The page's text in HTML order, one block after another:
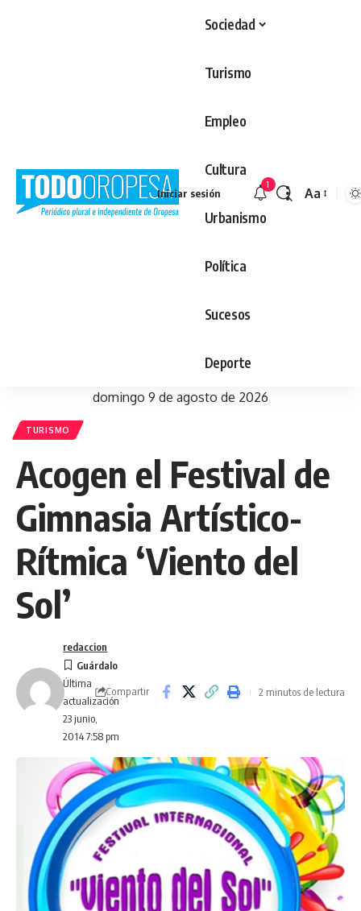
Sociedad
Turismo
Empleo
Cultura
Urbanismo
Política
Sucesos
Deporte
Iniciar sesión
1
Aa
domingo 9 de agosto de 2026
TURISMO
Acogen el Festival de
Gimnasia Artístico-
Rítmica ‘Viento del
Sol’
Última
actualización
23 junio,
2014 7:58 pm
redaccion
Compartir 2 minutos de lectura